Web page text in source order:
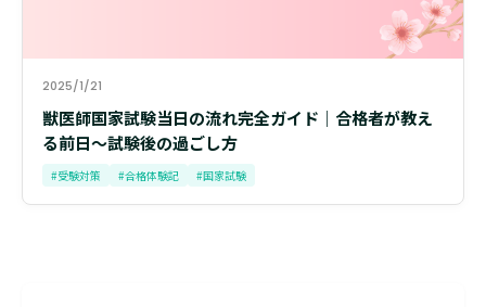
2025/1/21
獣医師国家試験当日の流れ完全ガイド｜合格者が教え
る前日〜試験後の過ごし方
#受験対策 #合格体験記 #国家試験